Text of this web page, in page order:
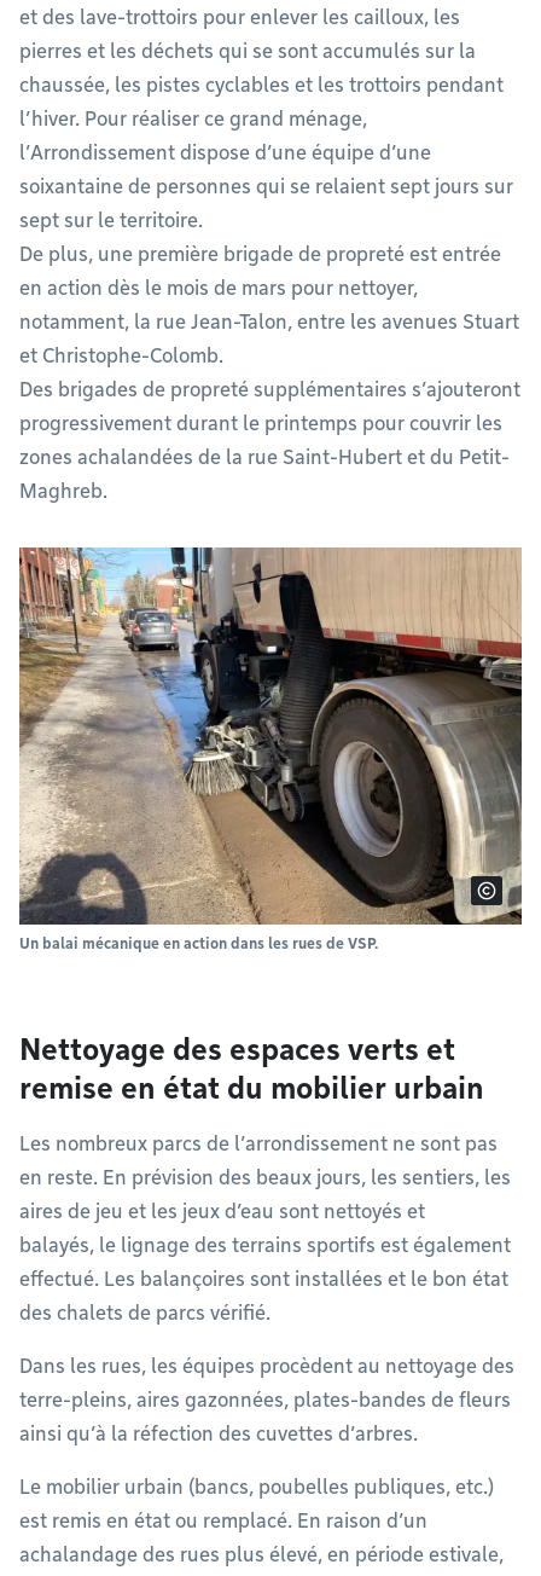
et des lave-trottoirs pour enlever les cailloux, les
pierres et les déchets qui se sont accumulés sur la
chaussée, les pistes cyclables et les trottoirs pendant
l’hiver. Pour réaliser ce grand ménage,
l’Arrondissement dispose d’une équipe d’une
soixantaine de personnes qui se relaient sept jours sur
sept sur le territoire.
De plus, une première brigade de propreté est entrée
en action dès le mois de mars pour nettoyer,
notamment, la rue Jean-Talon, entre les avenues Stuart
et Christophe-Colomb.
Des brigades de propreté supplémentaires s’ajouteront
progressivement durant le printemps pour couvrir les
zones achalandées de la rue Saint-Hubert et du Petit-
Maghreb.
Un balai mécanique en action dans les rues de VSP.
Nettoyage des espaces verts et
remise en état du mobilier urbain
Les nombreux parcs de l’arrondissement ne sont pas
en reste. En prévision des beaux jours, les sentiers, les
aires de jeu et les jeux d’eau sont nettoyés et
balayés, le lignage des terrains sportifs est également
effectué. Les balançoires sont installées et le bon état
des chalets de parcs vérifié.
Dans les rues, les équipes procèdent au nettoyage des
terre-pleins, aires gazonnées, plates-bandes de fleurs
ainsi qu’à la réfection des cuvettes d’arbres.
Le mobilier urbain (bancs, poubelles publiques, etc.)
est remis en état ou remplacé. En raison d’un
achalandage des rues plus élevé, en période estivale,